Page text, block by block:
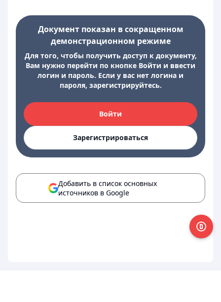
Документ показан в сокращенном
демонстрационном режиме
Для того, чтобы получить доступ к документу,
Вам нужно перейти по кнопке Войти и ввести
логин и пароль. Если у вас нет логина и
пароля, зарегистрируйтесь.
Войти
Зарегистрироваться
Добавить в список основных
источников в Google